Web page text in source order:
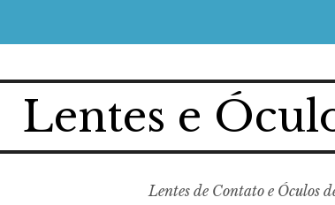
Lentes e
Lentes de Contato e Óculos